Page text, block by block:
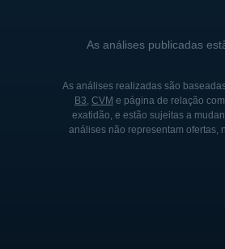
As análises publicadas
As análises realizadas são
B3, CVM e página de relação
exatidão, e estão sujeitas a
análises não representam ofertas,